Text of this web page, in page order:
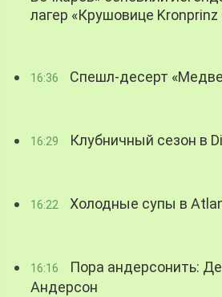
лагер «Крушовице Kronprinz
16:36 Спешл-десерт
16:29 Клубничный сезон в
16:22 Холодные супы в
16:16
Пора андерсонить:
Андерсон